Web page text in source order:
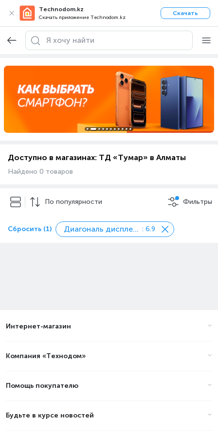
Technodom.kz
Скачать приложение Technodom.kz
Скачать
Доступно в магазинах: ТД «Тумар» в Алматы
Найдено 0 товаров
По популярности Фильтры
Сбросить (1) Диагональ дисплея, дюйм : 6.9
Интернет-магазин
Компания «Технодом»
Помощь покупателю
Будьте в курсе новостей